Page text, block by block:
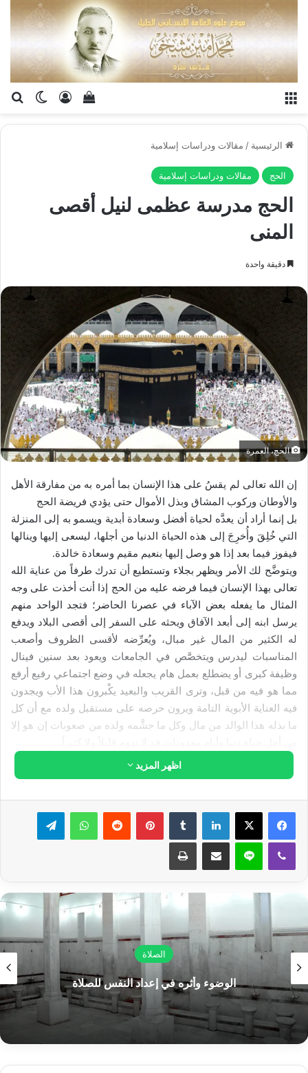
الوضعتسجيل
إستعراض سلة
الرئيسية / مقالات ودراسات إسلامية
الحج مقالات ودراسات إسلامية
الحج مدرسة عظمى لنيل أقصى
المنى
دقيقة واحدة
الحج، العمرة
إن الله تعالى لم يقسُ على هذا الإنسان بما أمره به من مفارقة الأهل
والأوطان وركوب المشاق وبذل الأموال حتى يؤدي فريضة الحج
بل إنما أراد أن يعدَّه لحياة أفضل وسعادة أبدية ويسمو به إلى المنزلة
التي خُلِقَ وأُخرِجَ إلى هذه الحياة الدنيا من أجلها، ليسعى إليها وينالها
فيفوز فيما بعد إذا هو وصل إليها بنعيم مقيم وسعادة خالدة.
ويتوضَّح لك الأمر ويظهر بجلاء وتستطيع أن تدرك طرفاً من عناية الله
تعالى بهذا الإنسان فيما فرضه عليه من الحج إذا أنت أخذت على وجه
المثال ما يفعله بعض الآباء في عصرنا الحاضر؛ فتجد الواحد منهم
يرسل ابنه إلى أبعد الآفاق ويحثه على السفر إلى أقصى البلاد ويدفع
له الكثير من المال غير مبال، ويُعرِّضه لأقسى الظروف وأصعب
المناسبات ليدرس ويتخصَّص في الجامعات ويعود بعد سنين فينال
وظيفة كبرى أو يضطلع بعمل هام يجعله في وضع اجتماعي رفيع أرفع
مما هو فيه من قبل، وترى القريب والبعيد يكْبرون هذا الأب ويجدون
فيه العناية الأبوية التامة ويرون حرصه على مستقبل ولده مع أن كل
ما بذله هذا الوالد من مال وكل ما جشَّمه ولده من صعوبات إن هو إلا
أفبعد هذا هل يستطيع أحد أن يعد فريضة الحج تكليفاً صعباً أو أن يراها
أمراً تعبُّدياً والله أعلم بمراده منها؟!
اظهر المزيد
لينكدإن بينتيريست واتساب تيلقرام
ڤايبر لاين مشاركة عبر البريد طباعة
الصلاة
الوضوء وأثره في إعداد النفس للصلاة